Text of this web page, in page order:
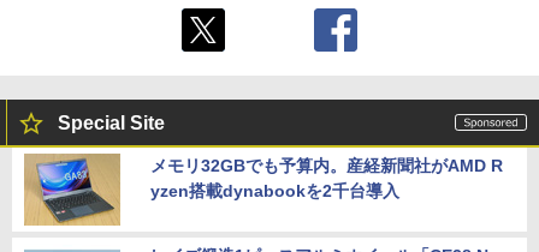
Special Site
メモリ32GBでも予算内。産経新聞社がAMD R
yzen搭載dynabookを2千台導入